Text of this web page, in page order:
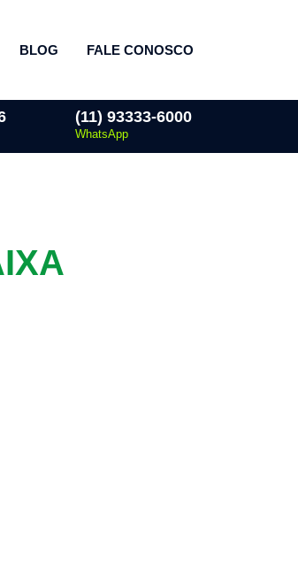
BLOG FALE CONOSCO
(11) 93333-6000
WhatsApp